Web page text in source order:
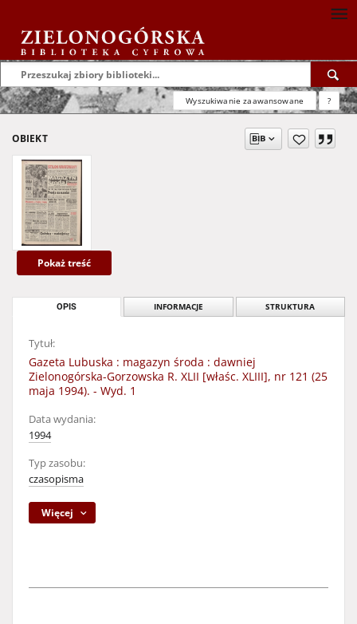
Wyszukiwanie zaawansowane ?
OBIEKT
Pokaż treść
OPIS INFORMACJE STRUKTURA
Tytuł:
Gazeta Lubuska : magazyn środa : dawniej
Zielonogórska-Gorzowska R. XLII [właśc. XLIII], nr 121 (25
maja 1994). - Wyd. 1
Data wydania:
1994
Typ zasobu:
czasopisma
Więcej